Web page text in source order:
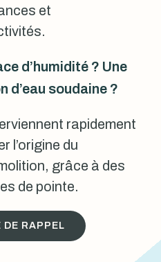
et
d’humidité ? Une
d’eau soudaine ?
rapidement
l’origine du
grâce à des
de pointe.
DE RAPPEL